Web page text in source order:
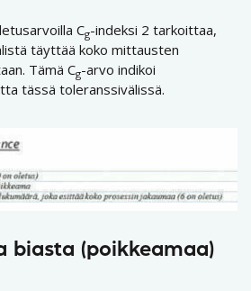
Cg-indeksi 2 tarkoittaa,
täyttää koko mittausten
Tämä Cg-arvo indikoi
tässä toleranssivälissä.
biasta (poikkeamaa)